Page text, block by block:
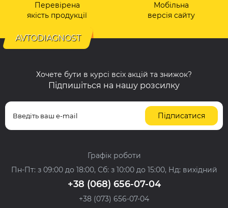
Перевірена
якість продукції
Мобільна
версія сайту
AVTODIAGNOST
Хочете бути в курсі всіх акцій та знижок?
Підпишіться на нашу розсилку
Підписатися
Графік роботи
Пн-Пт: з 09:00 до 18:00, Сб: з 10:00 до 15:00, Нд: вихідний
+38 (068) 656-07-04
+38 (073) 656-07-04